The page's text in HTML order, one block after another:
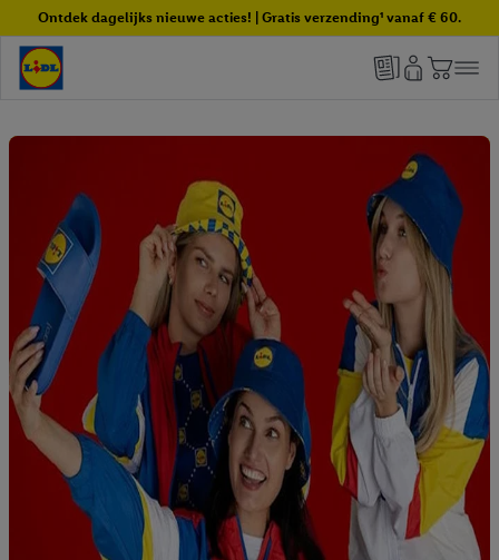
Ontdek dagelijks nieuwe acties! | Gratis verzending¹ vanaf € 60.